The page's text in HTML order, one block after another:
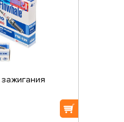
зажигания